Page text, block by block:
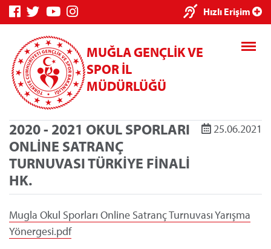
Hızlı Erişim
MUĞLA GENÇLİK VE
SPOR İL
MÜDÜRLÜĞÜ
2020 - 2021 OKUL SPORLARI
ONLİNE SATRANÇ
TURNUVASI TÜRKİYE FİNALİ
HK.
25.06.2021
Mugla Okul Sporları Online Satranç Turnuvası Yarışma
Yönergesi.pdf
×
Genç Bilgi
Sistemi
Spor Bilgi
Sistemi
Kredi/Yurt
Kredi/Yurt E-
Ödeme